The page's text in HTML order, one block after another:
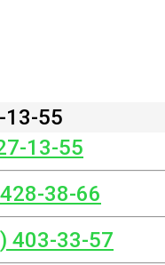
13-55
13-55
38-66
403-33-57